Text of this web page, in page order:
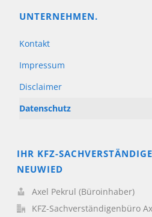
UNTERNEHMEN.
Kontakt
Impressum
Disclaimer
Datenschutz
IHR KFZ-
NEUWIED
Axel Pekrul (Büroinhaber)
KFZ-Sachverständigenbüro